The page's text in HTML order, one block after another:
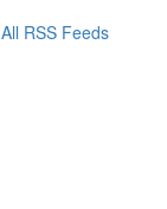
All RSS Feeds